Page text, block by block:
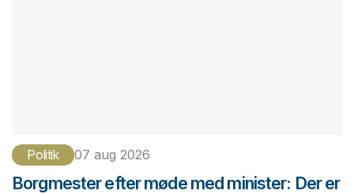
Politik 07 aug 2026
Borgmester efter møde med minister: Der er